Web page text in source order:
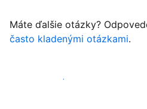
Máte ďalšie otázky?
často kladenými otázkami.
Začať prijímať hostí